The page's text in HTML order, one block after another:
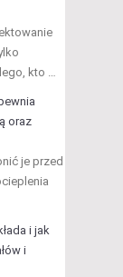
kto …
oraz
je przed
i jak
i